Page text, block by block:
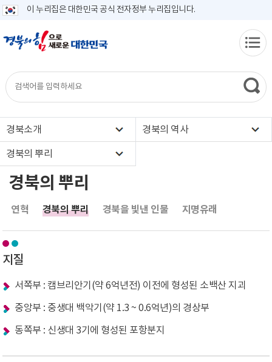
이 누리집은 대한민국 공식 전자정부 누리집입니다.
경북소개 경북의 역사
경북의 뿌리
경북의 뿌리
연혁 경북의 뿌리 경북을 빛낸 인물 지명유래
지질
서쪽부 : 캠브리안기(약 6억년전) 이전에 형성된 소백산 지괴
중앙부 : 중생대 백악기(약 1.3 ~ 0.6억년)의 경상부
동쪽부 : 신생대 3기에 형성된 포항분지